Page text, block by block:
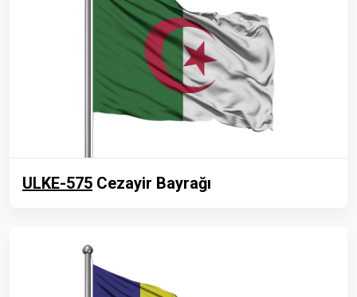
ULKE-575 Cezayir Bayrağı